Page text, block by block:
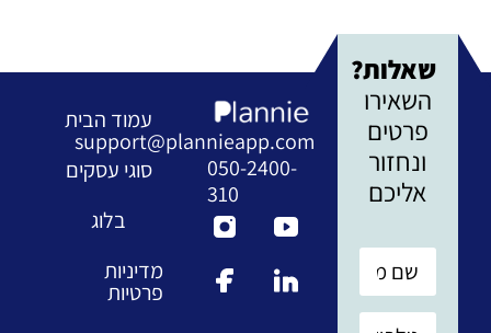
עמוד הבית
סוגי עסקים
בלוג
מדיניות
פרטיות
שאלות?
השאירו
פרטים
ונחזור
אליכם
support@plannieapp.com
050-2400-
310